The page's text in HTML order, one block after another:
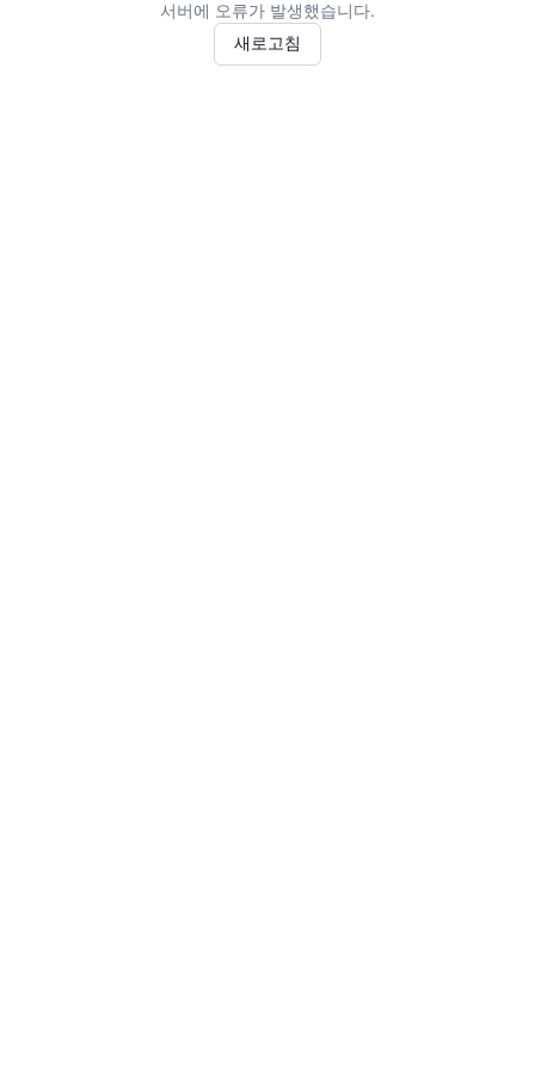
서버에 오류가 발생했습니다.
새로고침